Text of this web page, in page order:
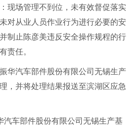
现场管理不到位，未有效督促落实
对从业人员作业行为进行必要的安
制止陈彦美违反安全操作规程的行
责任。
华汽车部件股份有限公司无锡生产
，并将处理结果报送至滨湖区应急
汽车部件股份有限公司无锡生产基